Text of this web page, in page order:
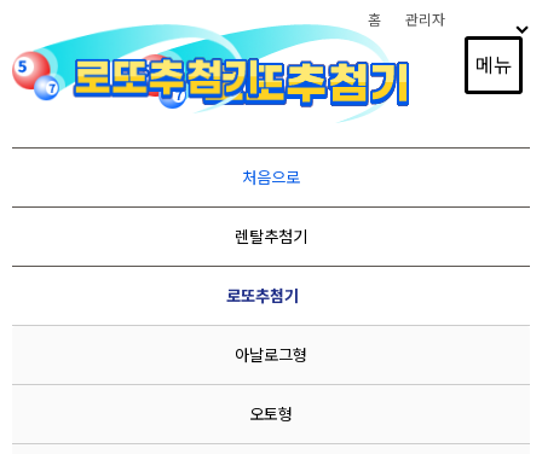
메뉴
관리자
홈
처음으로
렌탈추첨기
로또추첨기
아날로그형
오토형
경품추첨, 스포츠 조추첨, 순서추첨, 드레프트 추첨,
이벤트행사, 1인 방송 추첨, 광고홍보,
재개발 아파트동호수 추첨, 사립학교 유치원추첨,
로또추첨기, 빙고게임기등
추첨기 전문제작 및 렌탈
오토형